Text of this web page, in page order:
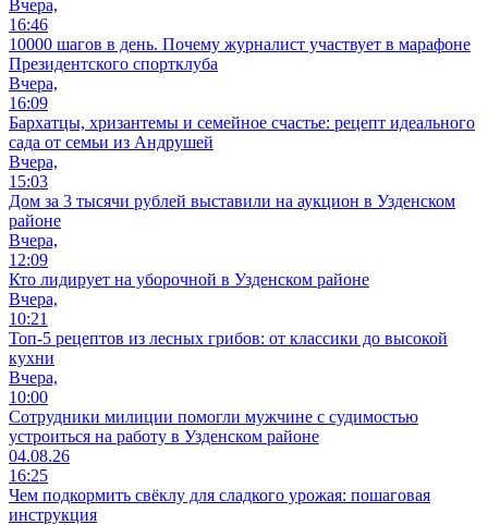
Вчера,
16:46
10000 шагов в день. Почему журналист участвует в марафоне
Президентского спортклуба
Вчера,
16:09
Бархатцы, хризантемы и семейное счастье: рецепт идеального
сада от семьи из Андрушей
Вчера,
15:03
Дом за 3 тысячи рублей выставили на аукцион в Узденском
районе
Вчера,
12:09
Кто лидирует на уборочной в Узденском районе
Вчера,
10:21
Топ-5 рецептов из лесных грибов: от классики до высокой
кухни
Вчера,
10:00
Сотрудники милиции помогли мужчине с судимостью
устроиться на работу в Узденском районе
04.08.26
16:25
Чем подкормить свёклу для сладкого урожая: пошаговая
инструкция